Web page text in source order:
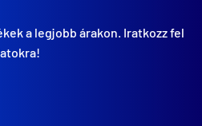
a legjobb árakon. Iratkozz fel